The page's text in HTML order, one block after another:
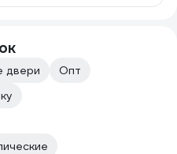
двери
Опт